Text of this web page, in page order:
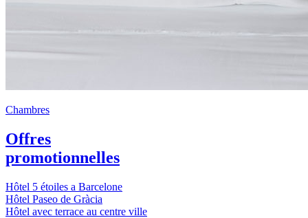
Chambres
Offres
promotionnelles
Hôtel 5 étoiles a Barcelone
Hôtel Paseo de Gràcia
Hôtel avec terrace au centre ville